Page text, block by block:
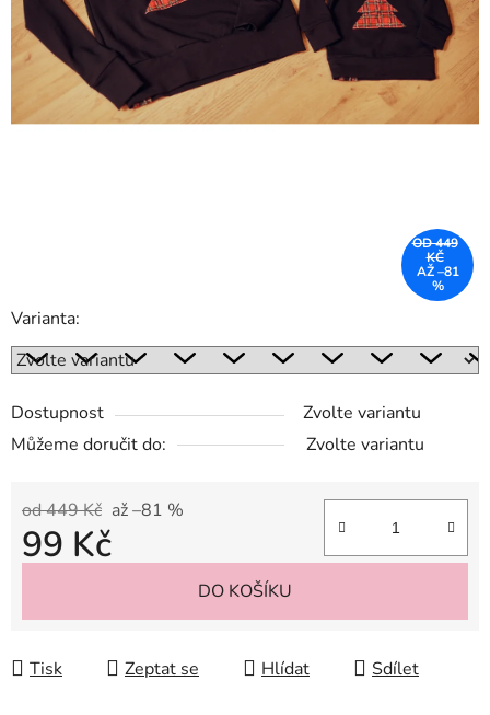
Varianta:
Dostupnost
Zvolte variantu
Můžeme doručit do:
Zvolte variantu
od 449 Kč až –81 %
99 Kč
DO KOŠÍKU
Tisk Zeptat se Hlídat Sdílet
OD 449
KČ
AŽ –81
%